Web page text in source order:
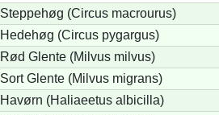
Steppehøg (Circus macrourus)
Hedehøg (Circus pygargus)
Rød Glente (Milvus milvus)
Sort Glente (Milvus migrans)
Havørn (Haliaeetus albicilla)